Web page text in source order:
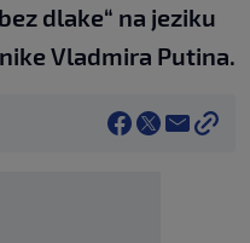
dlake“ na jeziku
Vladmira Putina.